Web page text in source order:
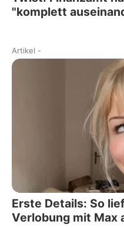
"komplett
Artikel -
Erste Details: So
Verlobung mit Max